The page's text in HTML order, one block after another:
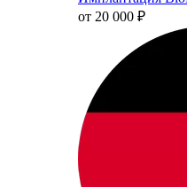
от 20 000 ₽